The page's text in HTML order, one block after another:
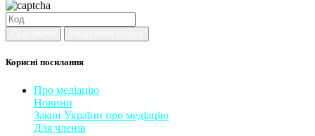
Корисні посилання
Про медіацію
Новини
Закон України про медіаці​ю
Для членів